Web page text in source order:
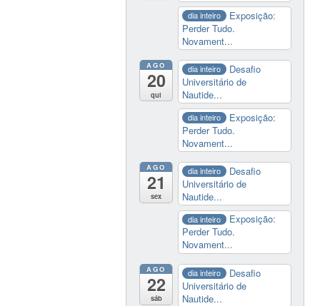
dia inteiro
Exposição:
Perder Tudo.
Novament...
AGO
20
qui
dia inteiro
Desafio
Universitário de
Nautide...
dia inteiro
Exposição:
Perder Tudo.
Novament...
AGO
21
sex
dia inteiro
Desafio
Universitário de
Nautide...
dia inteiro
Exposição:
Perder Tudo.
Novament...
AGO
22
sáb
dia inteiro
Desafio
Universitário de
Nautide...